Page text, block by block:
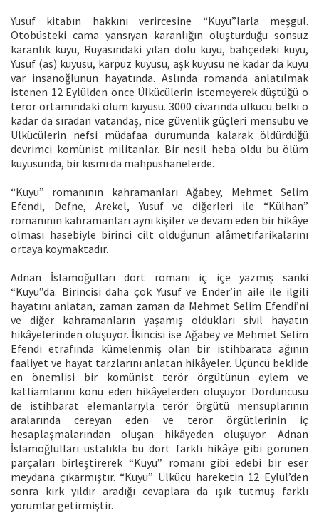
Yusuf kitabın hakkını verircesine “Kuyu”larla meşgul.
Otobüsteki cama yansıyan karanlığın oluşturduğu sonsuz
karanlık kuyu, Rüyasındaki yılan dolu kuyu, bahçedeki kuyu,
Yusuf (as) kuyusu, karpuz kuyusu, aşk kuyusu ne kadar da kuyu
var insanoğlunun hayatında. Aslında romanda anlatılmak
istenen 12 Eylülden önce Ülkücülerin istemeyerek düştüğü o
terör ortamındaki ölüm kuyusu. 3000 civarında ülkücü belki o
kadar da sıradan vatandaş, nice güvenlik güçleri mensubu ve
Ülkücülerin nefsi müdafaa durumunda kalarak öldürdüğü
devrimci komünist militanlar. Bir nesil heba oldu bu ölüm
kuyusunda, bir kısmı da mahpushanelerde.
“Kuyu” romanının kahramanları Ağabey, Mehmet Selim
Efendi, Defne, Arekel, Yusuf ve diğerleri ile “Külhan”
romanının kahramanları aynı kişiler ve devam eden bir hikâye
olması hasebiyle birinci cilt olduğunun alâmetifarikalarını
ortaya koymaktadır.
Adnan İslamoğulları dört romanı iç içe yazmış sanki
“Kuyu”da. Birincisi daha çok Yusuf ve Ender’in aile ile ilgili
hayatını anlatan, zaman zaman da Mehmet Selim Efendi’ni
ve diğer kahramanların yaşamış oldukları sivil hayatın
hikâyelerinden oluşuyor. İkincisi ise Ağabey ve Mehmet Selim
Efendi etrafında kümelenmiş olan bir istihbarata ağının
faaliyet ve hayat tarzlarını anlatan hikâyeler. Üçüncü beklide
en önemlisi bir komünist terör örgütünün eylem ve
katliamlarını konu eden hikâyelerden oluşuyor. Dördüncüsü
de istihbarat elemanlarıyla terör örgütü mensuplarının
aralarında cereyan eden ve terör örgütlerinin iç
hesaplaşmalarından oluşan hikâyeden oluşuyor. Adnan
İslamoğlulları ustalıkla bu dört farklı hikâye gibi görünen
parçaları birleştirerek “Kuyu” romanı gibi edebi bir eser
meydana çıkarmıştır. “Kuyu” Ülkücü hareketin 12 Eylül’den
sonra kırk yıldır aradığı cevaplara da ışık tutmuş farklı
yorumlar getirmiştir.